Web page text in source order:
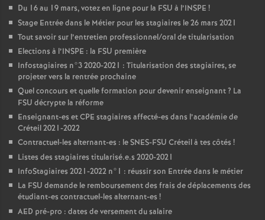
Du 16 au 19 mars, votez en ligne pour la FSU à l’INSPE !
Stage Entrée dans le Métier pour les stagiaires le 26 mars 2021
Tout savoir sur l’entretien professionnel/oral de titularisation
Elections à l’INSPE : la FSU première
Infostagiaires n°3 2020-2021 : Titularisation des stagiaires, se
projeter vers la rentrée prochaine
Quel concours et quelle formation pour devenir enseignant? La
FSU décrypte la réforme
Enseignant-es etCPE stagiaires affecté-es dans l’académie de
Créteil 2021-2022
Contractuel-les alternant-es : leSNES-FSU Créteil à tes côtés !
Listes des stagiaires titularisé.e.s 2020-2021
InfoStagiaires 2021-2022 n°1 : réussir son Entrée dans le métier
La FSU demande le remboursement des frais de déplacements des
étudiant-es contractuel-les alternant-es !
AED pré-pro : dates de versement du salaire